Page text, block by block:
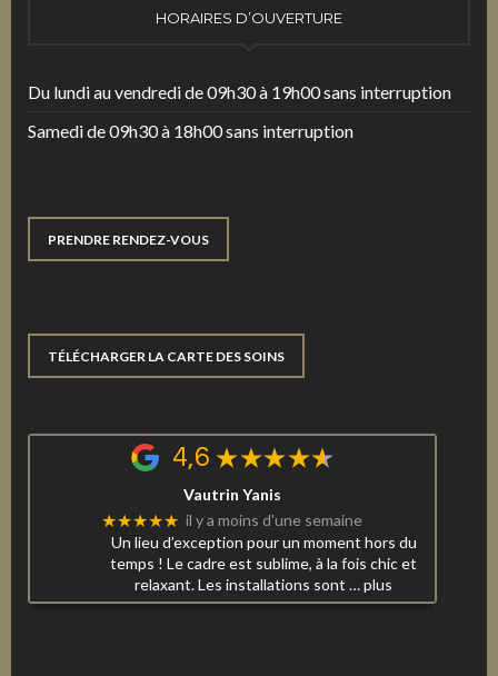
HORAIRES D’OUVERTURE
Du lundi au vendredi de 09h30 à 19h00 sans interruption
Samedi de 09h30 à 18h00 sans interruption
PRENDRE RENDEZ-VOUS
TÉLÉCHARGER LA CARTE DES SOINS
4,6
Vautrin Yanis
★★★★★ il y a moins d'une semaine
Un lieu d’exception pour un moment hors du
temps ! Le cadre est sublime, à la fois chic et
relaxant. Les installations sont … plus